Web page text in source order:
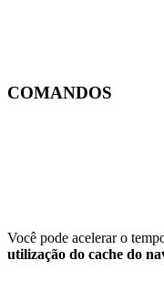
COMANDOS
Você pode acelerar o
utilização do cache do